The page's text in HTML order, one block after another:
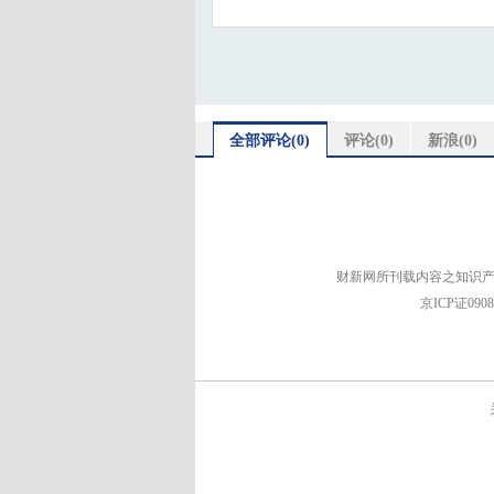
全部评论(0) 评论(0) 新浪(0)
财新网所刊载内容之知识
京ICP证